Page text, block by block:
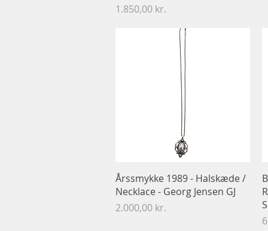
Pris
1.850,00 kr.
Hurtigvisning
Årssmykke 1989 - Halskæde /
Necklace - Georg Jensen GJ
Pris
2.000,00 kr.